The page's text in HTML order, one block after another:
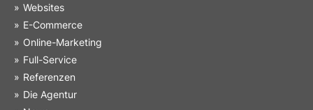
Websites
E-Commerce
Online-Marketing
Full-Service
Referenzen
Die Agentur